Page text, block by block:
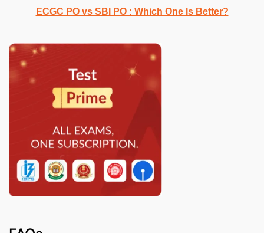
ECGC PO vs SBI PO : Which One Is Better?